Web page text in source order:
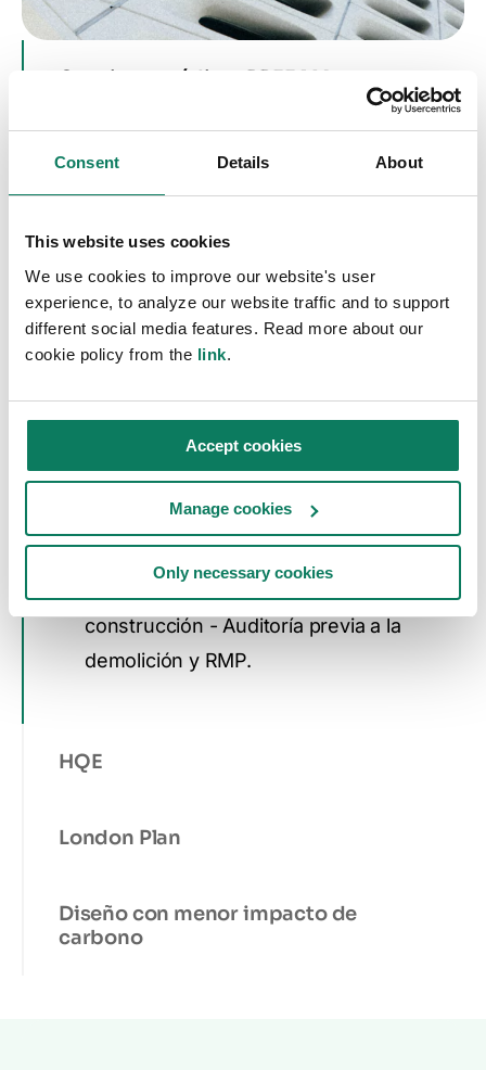
Consent Details About
This website uses cookies
We use cookies to improve our website's user
experience, to analyze our website traffic and to support
different social media features. Read more about our
cookie policy from the link.
Accept cookies
Manage cookies
Only necessary cookies
Consigue créditos BREEAM
MAT 3 Aprovisionamiento
responsable de productos de
construcción.
MAT 5 Diseño para la durabilidad y la
fijación de objetivos y elaboración de
informes sobre oportunidades y
métodos para optimizar el uso de
materiales.
construcción - Auditoría previa a la
demolición y RMP.
HQE
London Plan
Diseño con menor impacto de
carbono